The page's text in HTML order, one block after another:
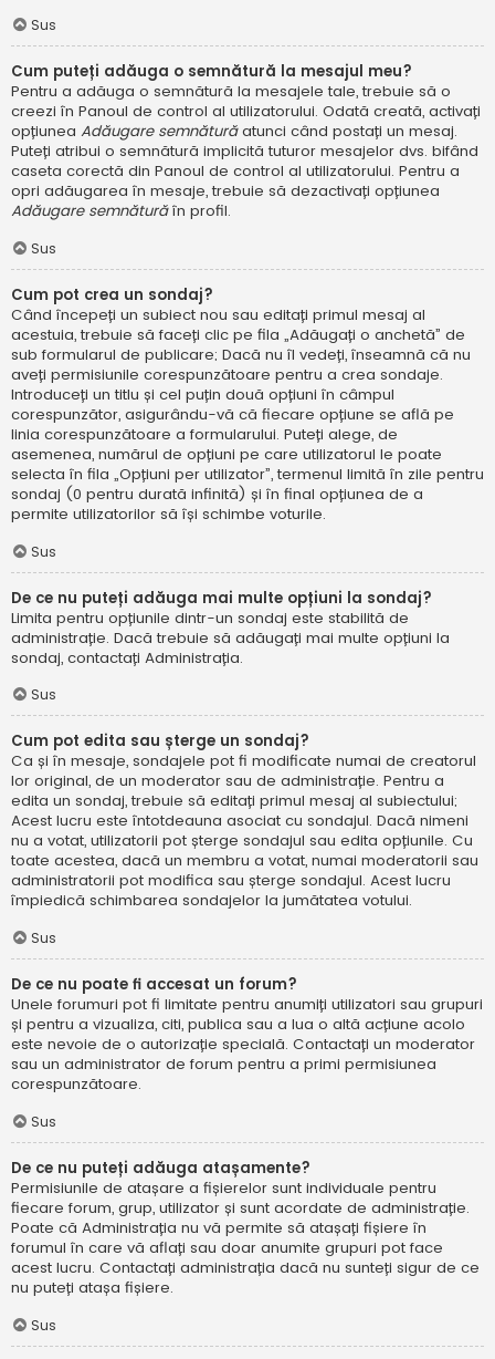
Sus
Cum puteți adăuga o semnătură la mesajul meu?
Pentru a adăuga o semnătură la mesajele tale, trebuie să o
creezi în Panoul de control al utilizatorului. Odată creată, activați
opțiunea Adăugare semnăturăatunci când postați un mesaj.
Puteți atribui o semnătură implicită tuturor mesajelor dvs. bifând
caseta corectă din Panoul de control al utilizatorului. Pentru a
opri adăugarea în mesaje, trebuie să dezactivați opțiunea
Adăugare semnăturăîn profil.
Sus
Cum pot crea un sondaj?
Când începeți un subiect nou sau editați primul mesaj al
acestuia, trebuie să faceți clic pe fila „Adăugați o anchetă” de
sub formularul de publicare; Dacă nu îl vedeți, înseamnă că nu
aveți permisiunile corespunzătoare pentru a crea sondaje.
Introduceți un titlu și cel puțin două opțiuni în câmpul
corespunzător, asigurându-vă că fiecare opțiune se află pe
linia corespunzătoare a formularului. Puteți alege, de
asemenea, numărul de opțiuni pe care utilizatorul le poate
selecta în fila „Opțiuni per utilizator”, termenul limită în zile pentru
sondaj (0 pentru durată infinită) și în final opțiunea de a
permite utilizatorilor să își schimbe voturile.
Sus
De ce nu puteți adăuga mai multe opțiuni la sondaj?
Limita pentru opțiunile dintr-un sondaj este stabilită de
administrație. Dacă trebuie să adăugați mai multe opțiuni la
sondaj, contactați Administrația.
Sus
Cum pot edita sau șterge un sondaj?
Ca și în mesaje, sondajele pot fi modificate numai de creatorul
lor original, de un moderator sau de administrație. Pentru a
edita un sondaj, trebuie să editați primul mesaj al subiectului;
Acest lucru este întotdeauna asociat cu sondajul. Dacă nimeni
nu a votat, utilizatorii pot șterge sondajul sau edita opțiunile. Cu
toate acestea, dacă un membru a votat, numai moderatorii sau
administratorii pot modifica sau șterge sondajul. Acest lucru
împiedică schimbarea sondajelor la jumătatea votului.
Sus
De ce nu poate fi accesat un forum?
Unele forumuri pot fi limitate pentru anumiți utilizatori sau grupuri
și pentru a vizualiza, citi, publica sau a lua o altă acțiune acolo
este nevoie de o autorizație specială. Contactați un moderator
sau un administrator de forum pentru a primi permisiunea
corespunzătoare.
Sus
De ce nu puteți adăuga atașamente?
Permisiunile de atașare a fișierelor sunt individuale pentru
fiecare forum, grup, utilizator și sunt acordate de administrație.
Poate că Administrația nu vă permite să atașați fișiere în
forumul în care vă aflați sau doar anumite grupuri pot face
acest lucru. Contactați administrația dacă nu sunteți sigur de ce
nu puteți atașa fișiere.
Sus